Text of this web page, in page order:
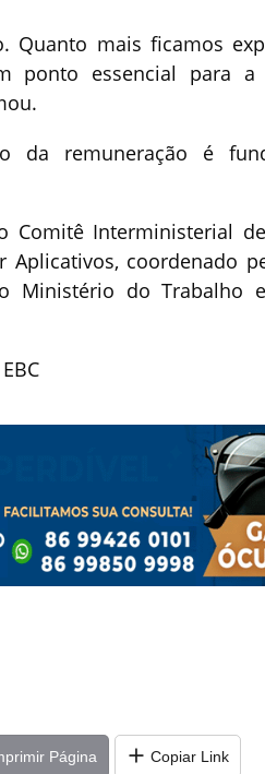
Quanto mais ficamos
ponto essencial para a
da remuneração é
Interministerial
coordenado
Ministério do Trabalho
Página Copiar Link